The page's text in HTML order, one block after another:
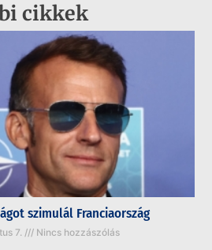
cikkek
szimulál Franciaország
7. Nincs hozzászólás